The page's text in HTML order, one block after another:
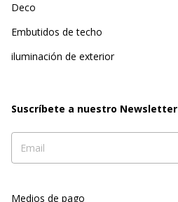
Deco
Embutidos de techo
iluminación de exterior
Suscríbete a nuestro Newsletter
Medios de pago